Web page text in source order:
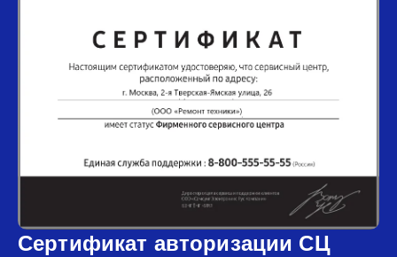
Сертификат авторизации СЦ